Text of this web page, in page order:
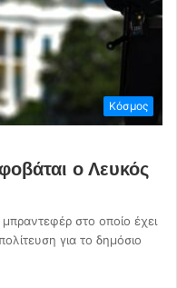
Κόσμος
ο Λευκός
στο οποίο έχει
για το δημόσιο